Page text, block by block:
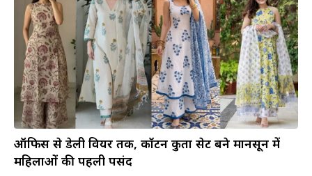
ऑफिस से डेली वियर तक, कॉटन कुर्ता सेट बने मानसून में
महिलाओं की पहली पसंद